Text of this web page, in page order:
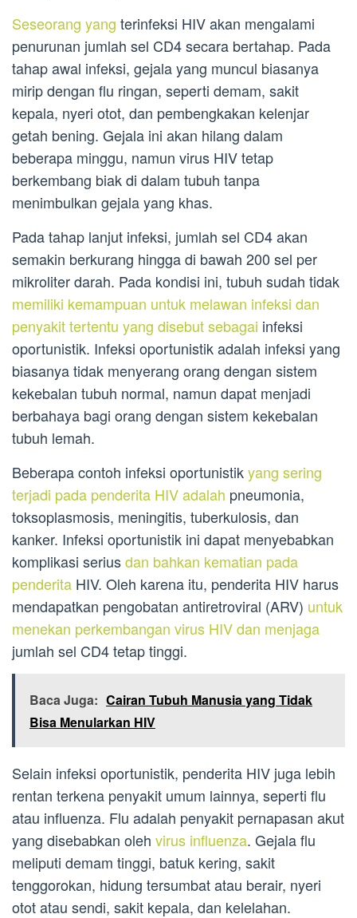
Seseorang yang terinfeksi HIV akan mengalami
penurunan jumlah sel CD4 secara bertahap. Pada
tahap awal infeksi, gejala yang muncul biasanya
mirip dengan flu ringan, seperti demam, sakit
kepala, nyeri otot, dan pembengkakan kelenjar
getah bening. Gejala ini akan hilang dalam
beberapa minggu, namun virus HIV tetap
berkembang biak di dalam tubuh tanpa
menimbulkan gejala yang khas.
Pada tahap lanjut infeksi, jumlah sel CD4 akan
semakin berkurang hingga di bawah 200 sel per
mikroliter darah. Pada kondisi ini, tubuh sudah tidak
memiliki kemampuan untuk melawan infeksi dan
penyakit tertentu yang disebut sebagai infeksi
oportunistik. Infeksi oportunistik adalah infeksi yang
biasanya tidak menyerang orang dengan sistem
kekebalan tubuh normal, namun dapat menjadi
berbahaya bagi orang dengan sistem kekebalan
tubuh lemah.
Beberapa contoh infeksi oportunistikyang sering
terjadi pada penderita HIV adalah pneumonia,
toksoplasmosis, meningitis, tuberkulosis, dan
kanker. Infeksi oportunistik ini dapat menyebabkan
komplikasi seriusdan bahkan kematian pada
penderita HIV. Oleh karena itu, penderita HIV harus
mendapatkan pengobatan antiretroviral (ARV) untuk
menekan perkembangan virus HIV dan menjaga
jumlah sel CD4 tetap tinggi.
Baca Juga: Cairan Tubuh Manusia yang Tidak
Bisa Menularkan HIV
Selain infeksi oportunistik, penderita HIV juga lebih
rentan terkena penyakit umum lainnya, seperti flu
atau influenza. Flu adalah penyakit pernapasan akut
yang disebabkan oleh virus influenza. Gejala flu
meliputi demam tinggi, batuk kering, sakit
tenggorokan, hidung tersumbat atau berair, nyeri
otot atau sendi, sakit kepala, dan kelelahan.